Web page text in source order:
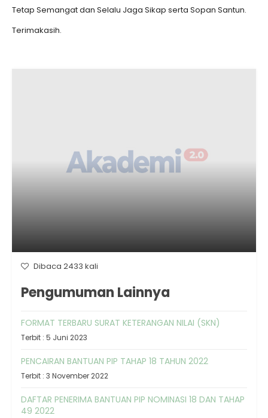
Tetap Semangat dan Selalu Jaga Sikap serta Sopan Santun.
Terimakasih.
Dibaca 2433 kali
Pengumuman Lainnya
FORMAT TERBARU SURAT KETERANGAN NILAI (SKN)
Terbit : 5 Juni 2023
PENCAIRAN BANTUAN PIP TAHAP 18 TAHUN 2022
Terbit : 3 November 2022
DAFTAR PENERIMA BANTUAN PIP NOMINASI 18 DAN TAHAP
49 2022